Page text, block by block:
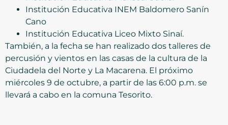
Institución Educativa INEM Baldomero Sanín
Cano
Institución Educativa Liceo Mixto Sinaí.
También, a la fecha se han realizado dos talleres de
percusión y vientos en las casas de la cultura de la
Ciudadela del Norte y La Macarena. El próximo
miércoles 9 de octubre, a partir de las 6:00 p.m. se
llevará a cabo en la comuna Tesorito.